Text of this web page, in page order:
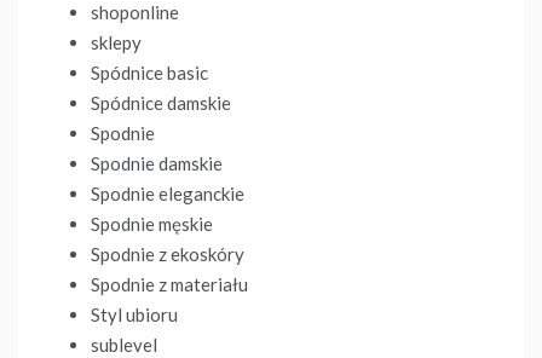
shoponline
sklepy
Spódnice basic
Spódnice damskie
Spodnie
Spodnie damskie
Spodnie eleganckie
Spodnie męskie
Spodnie z ekoskóry
Spodnie z materiału
Styl ubioru
sublevel